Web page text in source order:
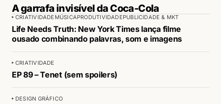
A garrafa invisível da Coca-Cola
CRIATIVIDADE MÚSICAPRODUTIVIDADEPUBLICIDADE & MKT
Life Needs Truth: New York Times lança filme
ousado combinando palavras, som e imagens
CRIATIVIDADE
EP 89 – Tenet (sem spoilers)
DESIGN GRÁFICO